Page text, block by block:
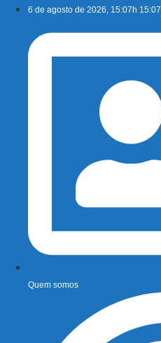
conteúdo
6 de agosto de 2026, 15:07h 15:07
Quem somos